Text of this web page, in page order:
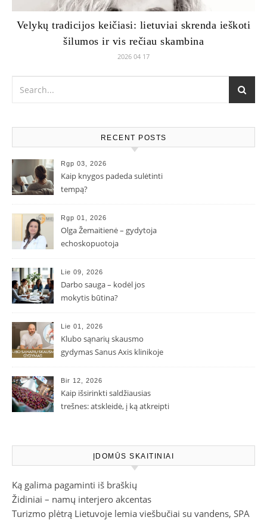
Velykų tradicijos keičiasi: lietuviai skrenda ieškoti
šilumos ir vis rečiau skambina
2026 04 17
RECENT POSTS
Rgp 03, 2026
Kaip knygos padeda sulėtinti
tempą?
Rgp 01, 2026
Olga Žemaitienė – gydytoja
echoskopuotoja
Lie 09, 2026
Darbo sauga – kodėl jos
mokytis būtina?
Lie 01, 2026
Klubo sąnarių skausmo
gydymas Sanus Axis klinikoje
Bir 12, 2026
Kaip išsirinkti saldžiausias
trešnes: atskleidė, į ką atkreipti
ĮDOMŪS SKAITINIAI
Ką galima pagaminti iš braškių
Židiniai – namų interjero akcentas
Turizmo plėtrą Lietuvoje lemia viešbučiai su vandens, SPA